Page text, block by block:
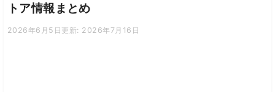
トア情報まとめ
2026年6月5日 更新: 2026年7月16日